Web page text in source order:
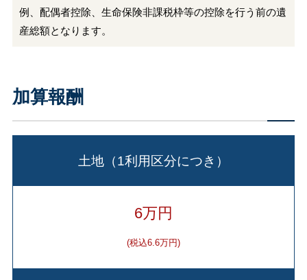
例、配偶者控除、生命保険非課税枠等の控除を行う前の遺
産総額となります。
加算報酬
土地（1利用区分につき）
6万円
(税込6.6万円)